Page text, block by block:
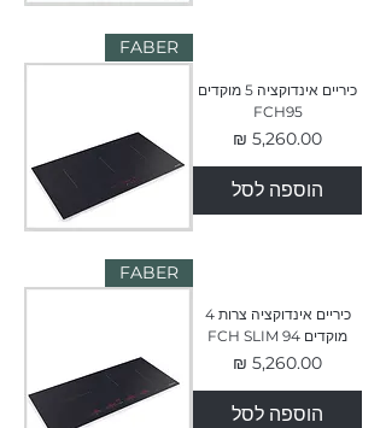
FABER
כיריים אינדוקציה 5 מוקדים
FCH95
מחיר
הוספה לסל
FABER
כיריים אינדוקציה צרות 4
מוקדים FCH SLIM 94
מחיר
הוספה לסל